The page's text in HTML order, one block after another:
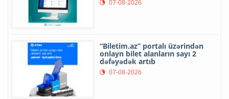
07-08-2026
“Biletim.az” portalı üzərindən
onlayn bilet alanların sayı 2
dəfəyədək artıb
07-08-2026